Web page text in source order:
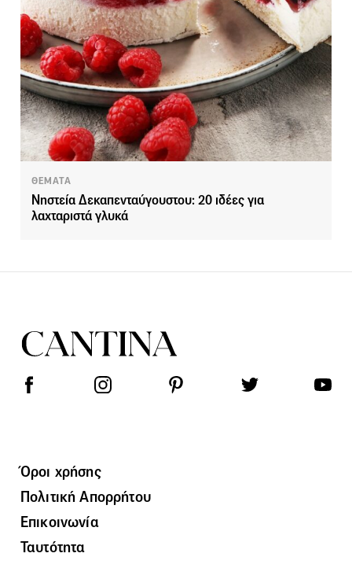
ΘΕΜΑΤΑ
Νηστεία Δεκαπενταύγουστου: 20 ιδέες για
λαχταριστά γλυκά
Όροι χρήσης
Πολιτική Απορρήτου
Επικοινωνία
Ταυτότητα